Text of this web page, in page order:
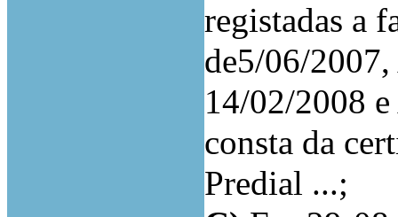
registadas a
de5/06/
14/02/2008
consta da
Predial ...;